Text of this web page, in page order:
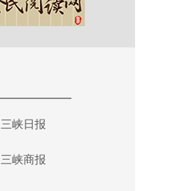
三峡日报
三峡商报